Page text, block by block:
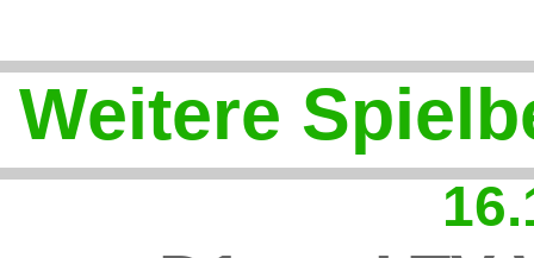
Weitere